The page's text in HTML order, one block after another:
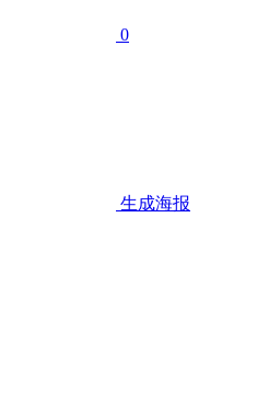
0
生成海报